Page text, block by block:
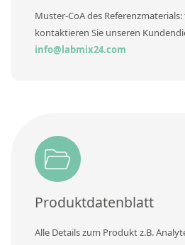
DIN EN ISO 9001:2015 Zertifizierung
FAQ
Muster-CoA des
kontaktieren Sie unseren
info@labmix24.com
Produktdatenblatt
Alle Details zum Produkt z.B.